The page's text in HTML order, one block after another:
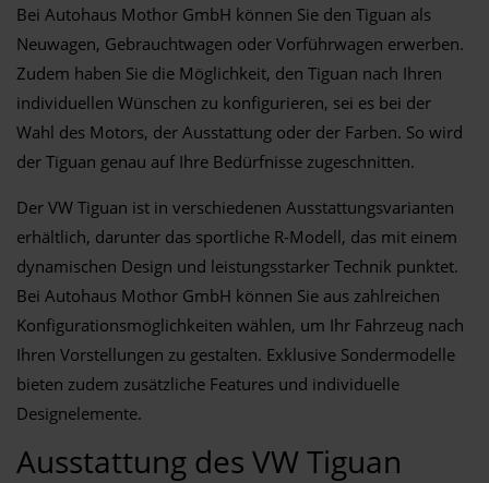
Bei Autohaus Mothor GmbH können Sie den Tiguan als
Neuwagen, Gebrauchtwagen oder Vorführwagen erwerben.
Zudem haben Sie die Möglichkeit, den Tiguan nach Ihren
individuellen Wünschen zu konfigurieren, sei es bei der
Wahl des Motors, der Ausstattung oder der Farben. So wird
der Tiguan genau auf Ihre Bedürfnisse zugeschnitten.
Der VW Tiguan ist in verschiedenen Ausstattungsvarianten
erhältlich, darunter das sportliche R-Modell, das mit einem
dynamischen Design und leistungsstarker Technik punktet.
Bei Autohaus Mothor GmbH können Sie aus zahlreichen
Konfigurationsmöglichkeiten wählen, um Ihr Fahrzeug nach
Ihren Vorstellungen zu gestalten. Exklusive Sondermodelle
bieten zudem zusätzliche Features und individuelle
Designelemente.
Ausstattung des VW Tiguan